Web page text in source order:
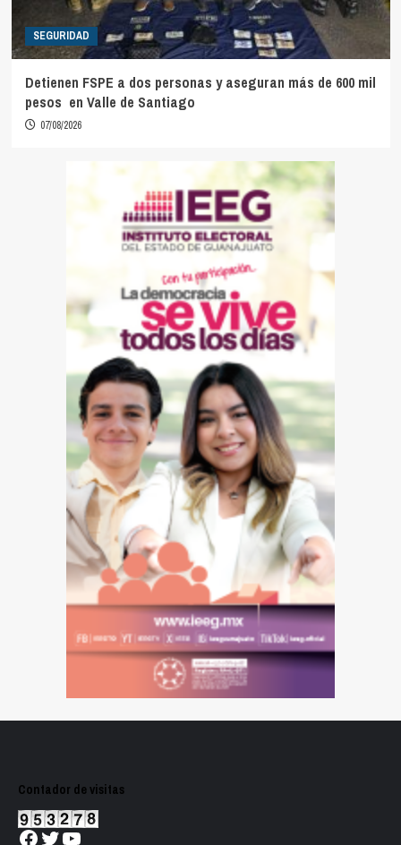
SEGURIDAD
Detienen FSPE a dos personas y aseguran más de 600 mil
pesos en Valle de Santiago
07/08/2026
Contador de visitas
Facebook
Twitter
YouTube